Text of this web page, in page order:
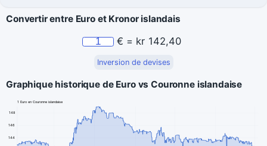
Convertir entre Euro et Kronor islandais
€ = kr 142,40
Inversion de devises
Graphique historique de Euro vs Couronne islandaise
144
146
148
1 Euro en Couronne islandaise